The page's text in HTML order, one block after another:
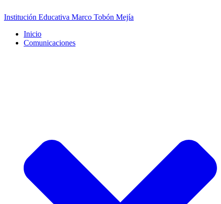
Institución Educativa Marco Tobón Mejía
Inicio
Comunicaciones